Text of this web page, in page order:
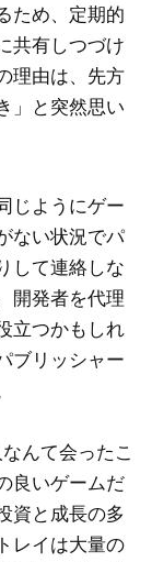
ため、定期的
共有しつづけ
理由は、先方
」と突然思い
じようにゲー
ない状況でパ
して連絡しな
開発者を代理
立つかもしれ
ブリッシャー
んて会ったこ
良いゲームだ
資と成長の多
レイは大量の